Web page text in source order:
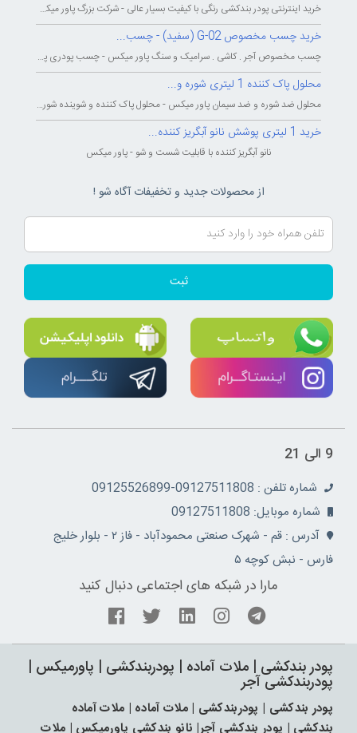
خرید اینترنتی پودر بندکشی رنگی با کیفیت بسیار عالی - شرکت بزرگ پاور میکس...
خرید چسب مخصوص G-02 (سفید) - چسب...
چسب مخصوص آجر . کاشی . سرامیک و سنگ پاور میکس - چسب پودری پاورمیکس - چسب...
محلول پاک کننده 1 لیتری شوره و...
محلول ضد شوره و ضد سیمان پاور میکس - محلول پاک کننده و شوینده شوره و سیمان...
خرید 1 لیتری پوشش نانو آبگریز کننده...
نانو آبگریز کننده با قابلیت شست و شو - پاور میکس
از محصولات جدید و تخفیفات آگاه شو !
ثبت
9 الی 21
شماره تلفن : 09127511808-09125526899
شماره موبایل: 09127511808
آدرس : قم - شهرک صنعتی محمودآباد - فاز ۲ - بلوار خلیج
فارس - نبش کوچه ۵
مارا در شبکه های اجتماعی دنبال کنید
پودر بندکشی | ملات آماده | پودربندکشی | پاورمیکس |
پودربندکشی آجر
پودر بندکشی | پودربندکشی | ملات آماده | ملات آماده
بندکشی | پودر بندکشی آجر| نانو بندکشی پاورمیکس | ملات